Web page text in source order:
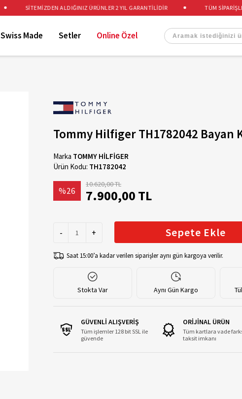
TÜM
SİTEMİZDEN ALDIĞINIZ ÜRÜNLER 2 YIL GARANTİLİDİR
Swiss Made Setler Online Özel
Tommy Hilfiger TH1782042 Bayan
Marka TOMMY HİLFİGER
Ürün Kodu: TH1782042
%26
10.620,00 TL
7.900,00 TL
- + Sepete Ekle
Saat 15:00’a kadar verilen siparişler aynı gün kargoya verilir.
Stokta Var Aynı Gün Kargo
GÜVENLİ ALIŞVERİŞ
Tüm işlemler 128 bit SSL ile
güvende
ORİJİNAL ÜRÜN
Tüm kartlara vade
taksit imkanı